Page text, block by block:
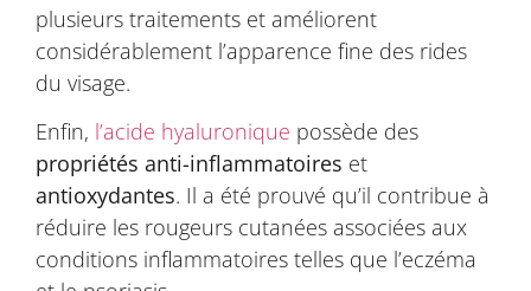
plusieurs traitements et améliorent
considérablement l’apparence fine des rides
du visage.
Enfin, l’acide hyaluronique possède des
propriétés anti-inflammatoires et
antioxydantes. Il a été prouvé qu’il contribue à
réduire les rougeurs cutanées associées aux
conditions inflammatoires telles que l’eczéma